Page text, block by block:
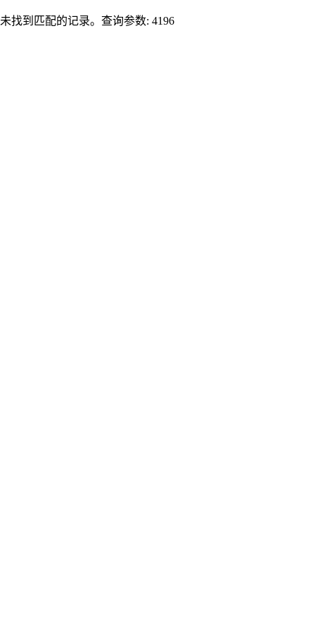
未找到匹配的记录。查询参数: 4196